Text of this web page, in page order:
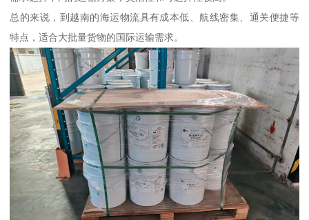
总的来说，到越南的海运物流具有成本低、航线密集、通关便捷等
特点，适合大批量货物的国际运输需求。